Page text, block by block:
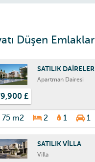
Düşen Emlaklar
SATILIK DAİRELER
Apartman Dairesi
£
75 m2 2 1 1
SATILIK VİLLA
Villa